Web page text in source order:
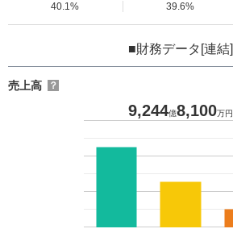
40.1%
39.6%
■財務データ[連結]
売上高 ？
9,244億8,100万円